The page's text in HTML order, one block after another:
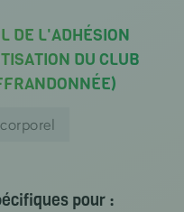
DE L'ADHÉSION
DU CLUB
pour :